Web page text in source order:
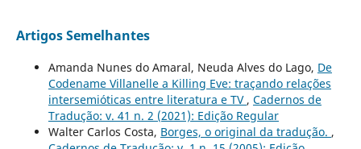
Artigos Semelhantes
Amanda Nunes do Amaral, Neuda Alves do Lago, De
Codename Villanelle a Killing Eve: traçando relações
intersemióticas entre literatura e TV , Cadernos de
Tradução: v. 41 n. 2 (2021): Edição Regular
Walter Carlos Costa, Borges, o original da tradução. ,